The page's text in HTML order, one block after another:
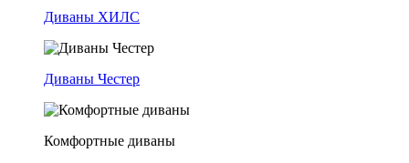
Диваны ХИЛС
Диваны Честер
Комфортные диваны